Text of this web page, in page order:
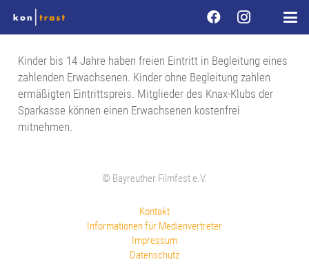
Kinder bis 14 Jahre haben freien Eintritt in Begleitung eines
zahlenden Erwachsenen. Kinder ohne Begleitung zahlen
ermäßigten Eintrittspreis. Mitglieder des Knax-Klubs der
Sparkasse können einen Erwachsenen kostenfrei
mitnehmen.
© Bayreuther Filmfest e.V.
Kontakt
Informationen für Medienvertreter
Impressum
Datenschutz